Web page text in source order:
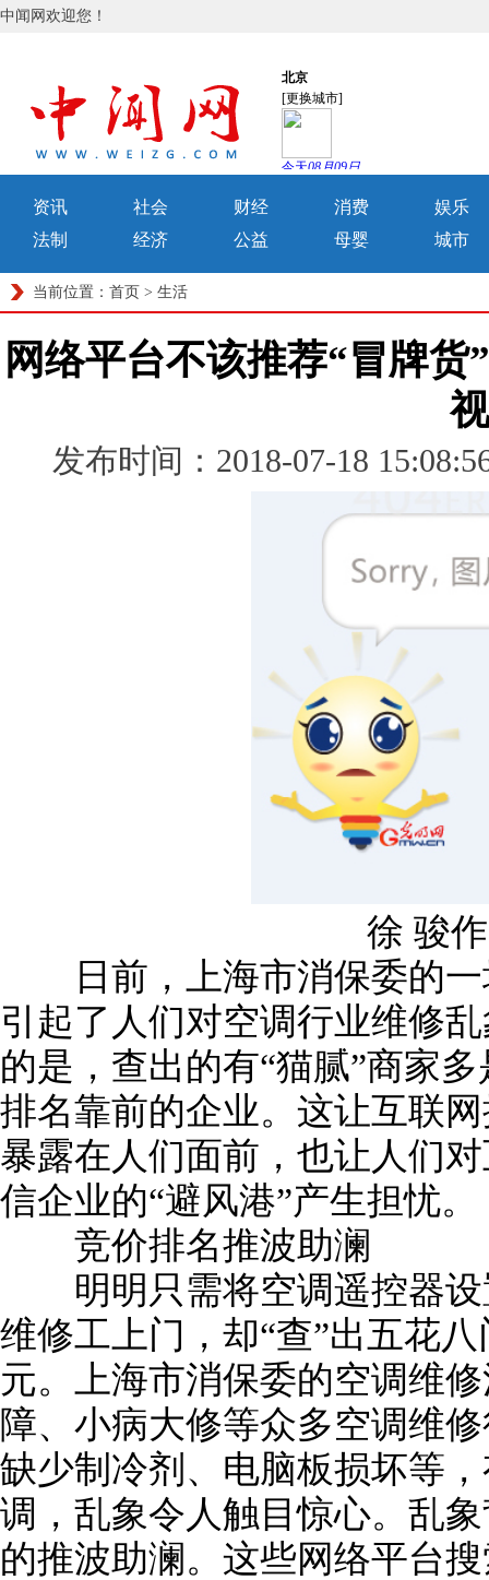
中闻网欢迎您！
资讯 社会 财经 消费
娱乐
法制
经济 公益 母婴 城市
当前位置： 首页 > 生活
网络平台不该推荐“冒牌
视
发布时间：2018-07-18
徐 骏作
日前，上海市消保委的一
引起了人们对空调行业维修
的是，查出的有“猫腻”商家
排名靠前的企业。这让互联
暴露在人们面前，也让人们
信企业的“避风港”产生担忧。
竞价排名推波助澜
明明只需将空调遥控器设
维修工上门，却“查”出五花
元。上海市消保委的空调维
障、小病大修等众多空调维
缺少制冷剂、电脑板损坏等
调，乱象令人触目惊心。乱
的推波助澜。这些网络平台